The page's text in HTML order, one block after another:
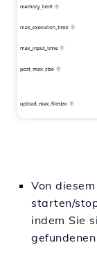
Von
starten/
indem Sie